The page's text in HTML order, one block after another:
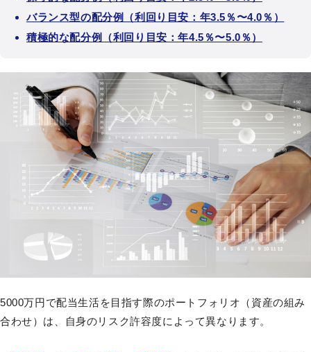
バランス型の配分例（利回り目安：年3.5％〜4.0％）
積極的な配分例（利回り目安：年4.5％〜5.0％）
5000万円で配当生活を目指す際のポートフォリオ（資産の組み
合わせ）は、自身のリスク許容度によって異なります。